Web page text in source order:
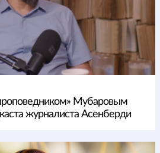
Мубаровым
журналиста Асенберди